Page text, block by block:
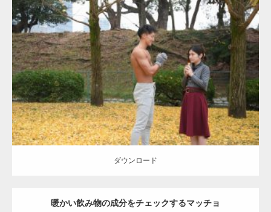
Update: 2021.07.8
Category:公園のマッチョ その他 AKIHITO(細マッチョ) 上腕三頭筋
肩
ダウンロード
ダウンロード
暖かい飲み物の成分をチェックするマッチョ